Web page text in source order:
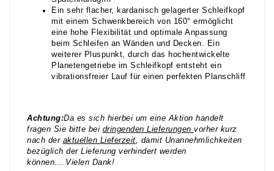
Ein sehr flacher, kardanisch gelagerter Schleifkopf
mit einem Schwenkbereich von 160° ermöglicht
eine hohe Flexibilität und optimale Anpassung
beim Schleifen an Wänden und Decken. Ein
weiterer Pluspunkt, durch das hochentwickelte
Planetengetriebe im Schleifkopf entsteht ein
vibrationsfreier Lauf für einen perfekten Planschliff
Achtung:Da es sich hierbei um eine Aktion handelt
fragen Sie bitte bei dringenden Lieferungen vorher kurz
nach der aktuellen Lieferzeit, damit Unannehmlichkeiten
bezüglich der Lieferung verhindert werden
können....Vielen Dank!